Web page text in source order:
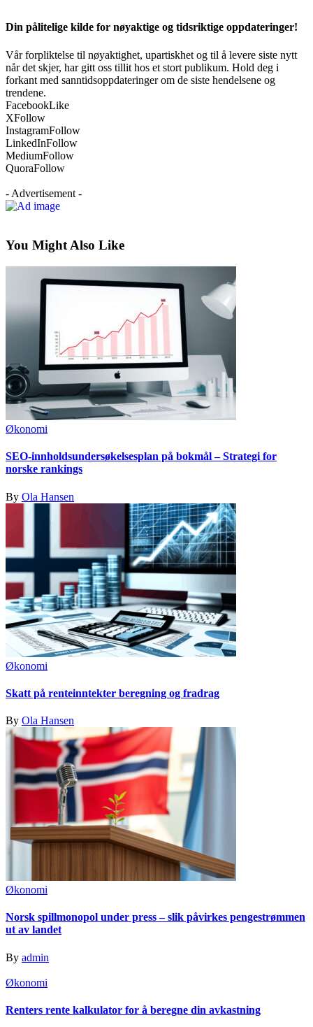
Din pålitelige kilde for nøyaktige og tidsriktige oppdateringer!
Vår forpliktelse til nøyaktighet, upartiskhet og til å levere siste nytt
når det skjer, har gitt oss tillit hos et stort publikum. Hold deg i
forkant med sanntidsoppdateringer om de siste hendelsene og
trendene.
FacebookLike
XFollow
InstagramFollow
LinkedInFollow
MediumFollow
QuoraFollow
- Advertisement -
You Might Also Like
Økonomi
SEO-innholdsundersøkelsesplan på bokmål – Strategi for
norske rankings
By Ola Hansen
Økonomi
Skatt på renteinntekter beregning og fradrag
By Ola Hansen
Økonomi
Norsk spillmonopol under press – slik påvirkes pengestrømmen
ut av landet
By admin
Økonomi
Renters rente kalkulator for å beregne din avkastning